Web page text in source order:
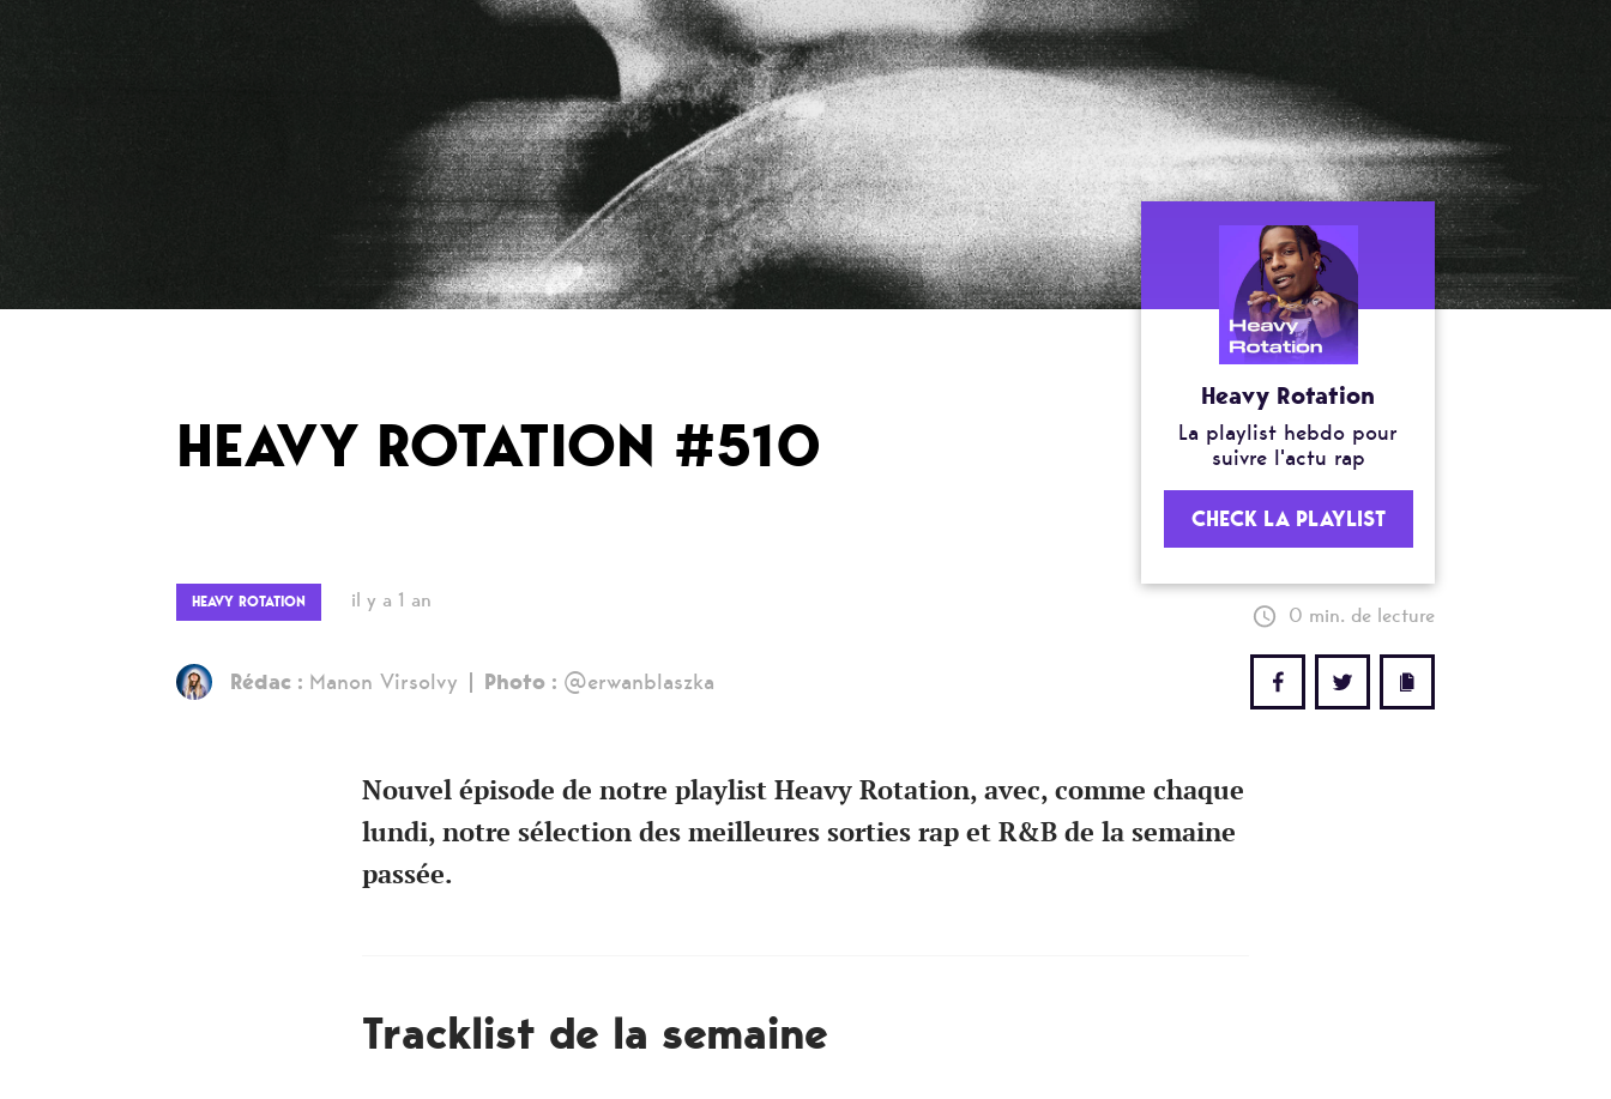
Heavy Rotation
La playlist hebdo pour
suivre l'actu rap
CHECK LA PLAYLIST
HEAVY ROTATION #510
HEAVY ROTATION il y a 1 an
0 min. de lecture
Rédac : Manon Virsolvy Photo : @erwanblaszka
Nouvel épisode de notre playlist Heavy Rotation, avec, comme chaque
lundi, notre sélection des meilleures sorties rap et R&B de la semaine
passée.
Tracklist de la semaine